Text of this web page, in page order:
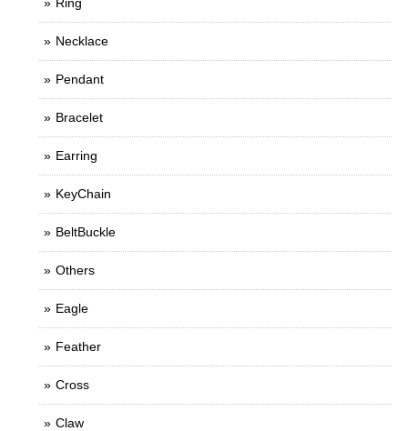
Necklace
Pendant
Bracelet
Earring
KeyChain
BeltBuckle
Others
Eagle
Feather
Cross
Claw